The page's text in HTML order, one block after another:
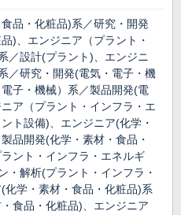
品・化粧品)系／研究・開発
)、エンジニア（プラント・
／設計(プラント)、エンジニ
／研究・開発(電気・電子・機
子・機械）系／製品開発(電
ア（プラント・インフラ・エ
ト設備)、エンジニア(化学・
品開発(化学・素材・食品・
ント・インフラ・エネルギ
・解析(プラント・インフラ・
化学・素材・食品・化粧品)系
食品・化粧品)、エンジニア